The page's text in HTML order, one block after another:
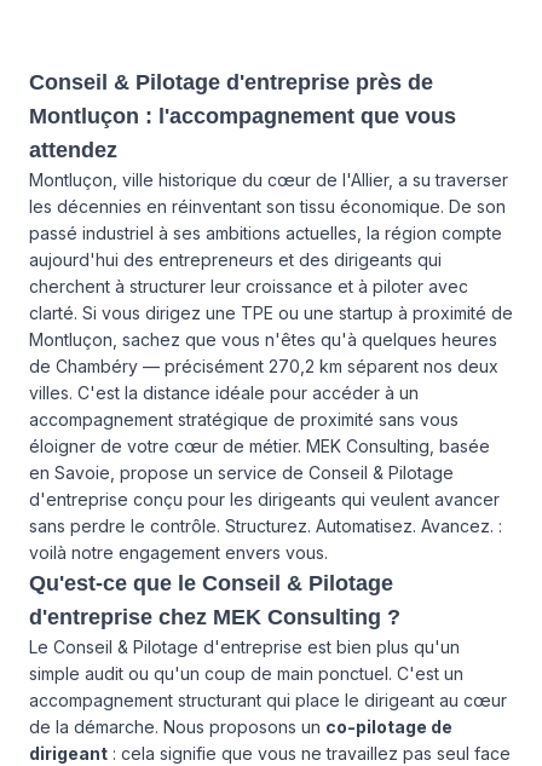
Conseil & Pilotage d'entreprise près de
Montluçon : l'accompagnement que vous
attendez
Montluçon, ville historique du cœur de l'Allier, a su traverser
les décennies en réinventant son tissu économique. De son
passé industriel à ses ambitions actuelles, la région compte
aujourd'hui des entrepreneurs et des dirigeants qui
cherchent à structurer leur croissance et à piloter avec
clarté. Si vous dirigez une TPE ou une startup à proximité de
Montluçon, sachez que vous n'êtes qu'à quelques heures
de Chambéry — précisément 270,2 km séparent nos deux
villes. C'est la distance idéale pour accéder à un
accompagnement stratégique de proximité sans vous
éloigner de votre cœur de métier. MEK Consulting, basée
en Savoie, propose un service de Conseil & Pilotage
d'entreprise conçu pour les dirigeants qui veulent avancer
sans perdre le contrôle. Structurez. Automatisez. Avancez. :
voilà notre engagement envers vous.
Qu'est-ce que le Conseil & Pilotage
d'entreprise chez MEK Consulting ?
Le Conseil & Pilotage d'entreprise est bien plus qu'un
simple audit ou qu'un coup de main ponctuel. C'est un
accompagnement structurant qui place le dirigeant au cœur
de la démarche. Nous proposons un co-pilotage de
dirigeant : cela signifie que vous ne travaillez pas seul face